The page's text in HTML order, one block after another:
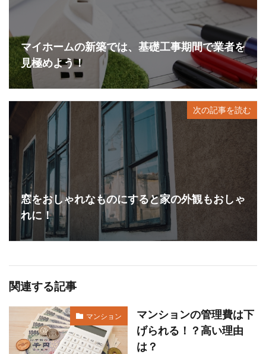
マイホームの新築では、基礎工事期間で業者を
見極めよう！
次の記事を読む
窓をおしゃれなものにすると家の外観もおしゃ
れに！
関連する記事
マンション
マンションの管理費は下
げられる！？高い理由
は？